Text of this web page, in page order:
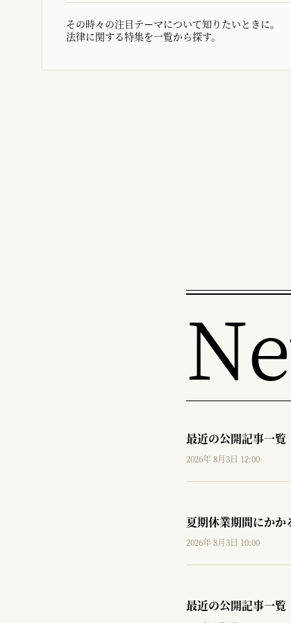
その時々の注目テーマについて知りたいときに。
法律に関する特集を一覧から探す。
最近の公開記事一覧
2026年 8月3日 12:00
夏期休業期間にか
2026年 8月3日 10:00
最近の公開記事一覧